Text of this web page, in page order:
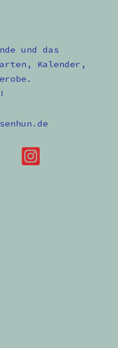
und das
Kalender,